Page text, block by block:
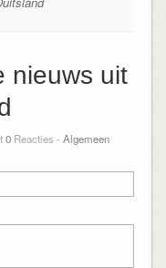
nieuws uit
0Reacties - Algemeen